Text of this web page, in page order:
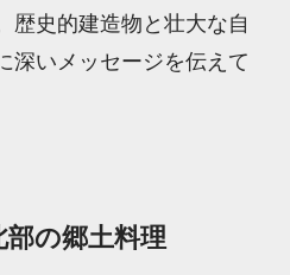
歴史的建造物と壮大な自
深いメッセージを伝えて
の郷土料理